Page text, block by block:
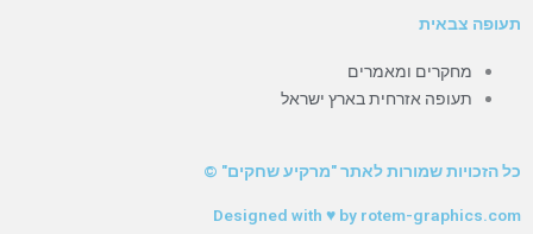
תעופה צבאית
מחקרים ומאמרים
תעופה אזרחית בארץ ישראל
כל הזכויות שמורות לאתר "מרקיע שחקים" ©
Designed with ♥ by rotem-graphics.com